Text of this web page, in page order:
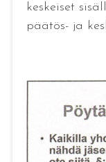
keskeiset
päätös- ja